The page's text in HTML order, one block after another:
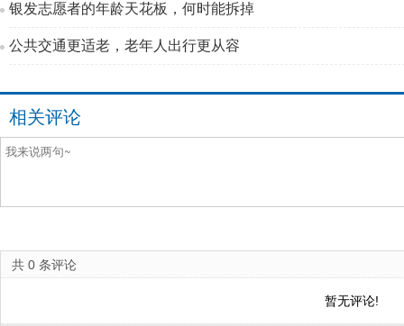
银发志愿者的年龄天花板，何时能拆掉
公共交通更适老，老年人出行更从容
相关评论
共 0 条评论
暂无评论!